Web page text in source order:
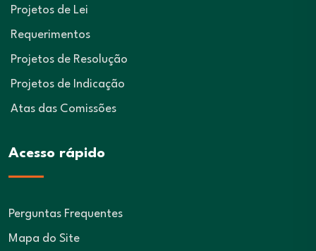
Projetos de Lei
Requerimentos
Projetos de Resolução
Projetos de Indicação
Atas das Comissões
Acesso rápido
Perguntas Frequentes
Mapa do Site